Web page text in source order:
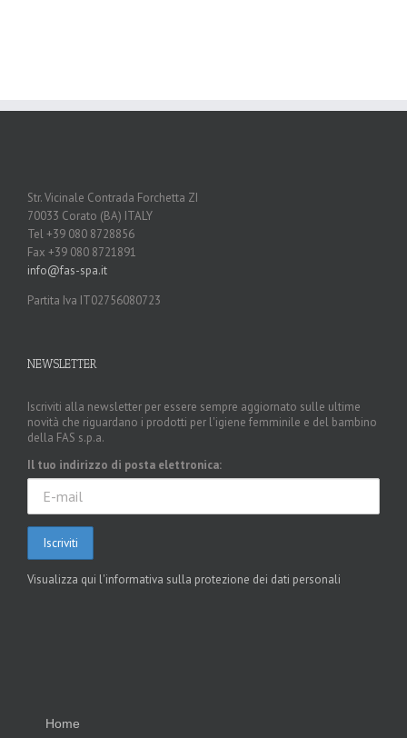
Str. Vicinale Contrada Forchetta ZI
70033 Corato (BA) ITALY
Tel +39 080 8728856
Fax +39 080 8721891
info@fas-spa.it
Partita Iva IT02756080723
NEWSLETTER
Iscriviti alla newsletter per essere sempre aggiornato sulle ultime
novità che riguardano i prodotti per l'igiene femminile e del bambino
della FAS s.p.a.
Il tuo indirizzo di posta elettronica:
Visualizza qui l'informativa sulla protezione dei dati personali
Home